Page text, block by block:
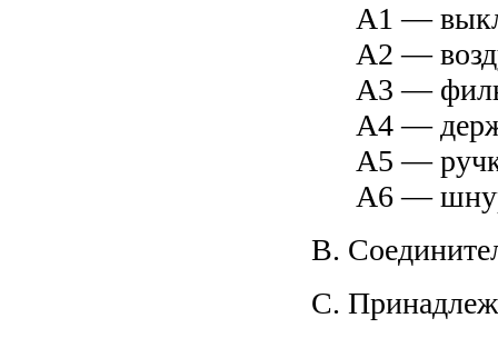
А1 —
А2 —
А3 —
А4 —
А5 —
А6 —
B.
C.